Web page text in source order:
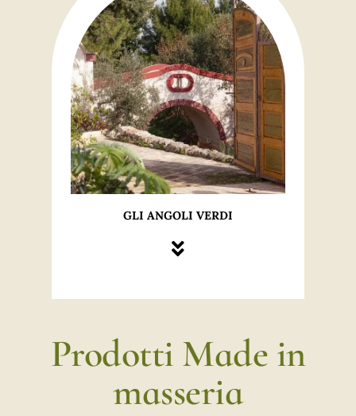
GLI ANGOLI VERDI
Prodotti Made in
masseria